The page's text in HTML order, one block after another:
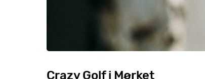
Crazy Golf i Mørket